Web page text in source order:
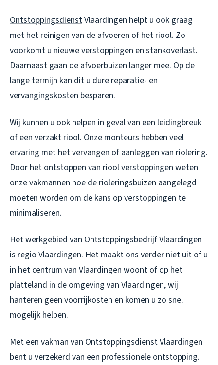
OntstoppingsdienstVlaardingen helpt u ook graag
met het reinigen van de afvoeren of het riool. Zo
voorkomt u nieuwe verstoppingen en stankoverlast.
Daarnaast gaan de afvoerbuizen langer mee. Op de
lange termijn kan dit u dure reparatie- en
vervangingskosten besparen.
Wij kunnen u ook helpen in geval van een leidingbreuk
of een verzakt riool. Onze monteurs hebben veel
ervaring met het vervangen of aanleggen van riolering.
Door het ontstoppen van riool verstoppingen weten
onze vakmannen hoe de rioleringsbuizen aangelegd
moeten worden om de kans op verstoppingen te
minimaliseren.
Het werkgebied van Ontstoppingsbedrijf Vlaardingen
is regio Vlaardingen. Het maakt ons verder niet uit of u
in het centrum van Vlaardingen woont of op het
platteland in de omgeving van Vlaardingen, wij
hanteren geen voorrijkosten en komen u zo snel
mogelijk helpen.
Met een vakman van Ontstoppingsdienst Vlaardingen
bent u verzekerd van een professionele ontstopping.